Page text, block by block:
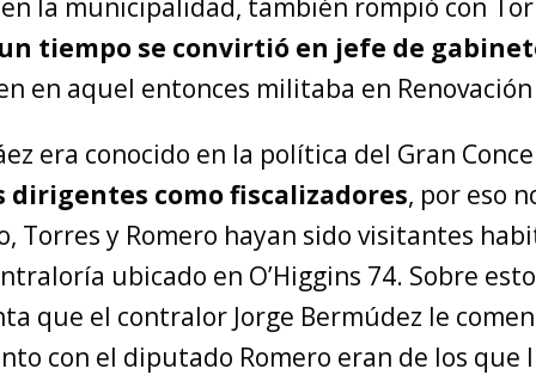
la municipalidad, también rompió con
tiempo se convirtió en jefe de
en aquel entonces militaba en
era conocido en la política del Gran
dirigentes como fiscalizadores, por eso
Torres y Romero hayan sido visitantes
ubicado en O’Higgins 74. Sobre
que el contralor Jorge Bermúdez le
con el diputado Romero eran de los que